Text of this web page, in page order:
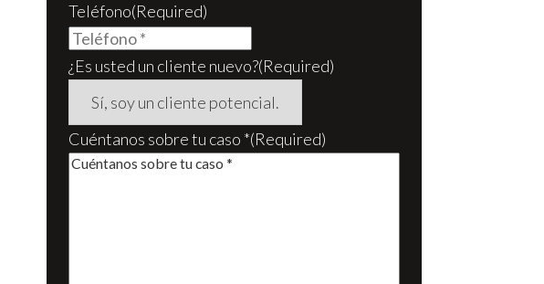
Teléfono(Required)
¿Es usted un cliente nuevo?(Required)
Cuéntanos sobre tu caso *(Required)